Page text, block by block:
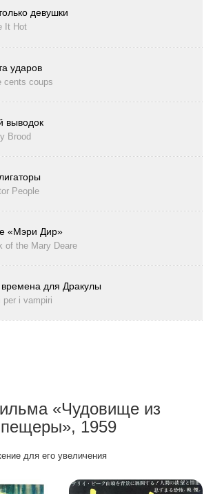
девушки
It Hot
ударов
cents coups
выводок
Brood
People
«Мэри Дир»
of the Mary Deare
для Дракулы
per i vampiri
«Чудовище из
1959
для его увеличения